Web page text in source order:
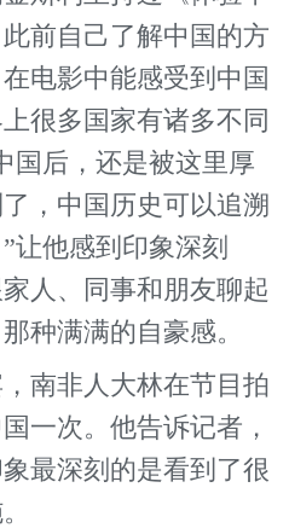
前自己了解中国的方
电影中能感受到中国
很多国家有诸多不同
国后，还是被这里厚
，中国历史可以追溯
让他感到印象深刻
人、同事和朋友聊起
种满满的自豪感。
非人大林在节目拍
一次。他告诉记者，
最深刻的是看到了很